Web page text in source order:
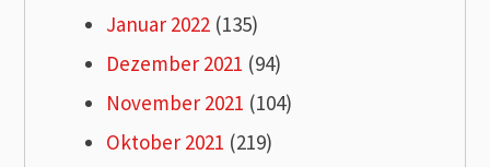
Januar 2022 (135)
Dezember 2021 (94)
November 2021 (104)
Oktober 2021 (219)